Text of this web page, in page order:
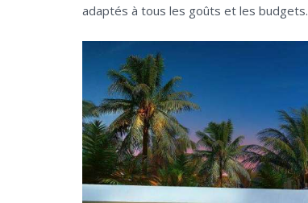
adaptés à tous les goûts et les budgets.